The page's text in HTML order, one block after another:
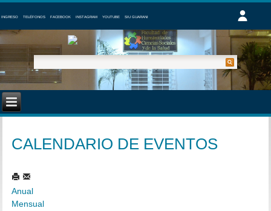
INGRESO TELÉFONOS FACEBOOK INSTAGRAM YOUTUBE SIU GUARANI
CALENDARIO DE EVENTOS
Anual
Mensual